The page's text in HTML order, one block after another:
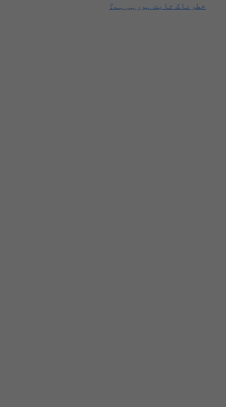
خطرناک ثابت ہورہی ہے؟